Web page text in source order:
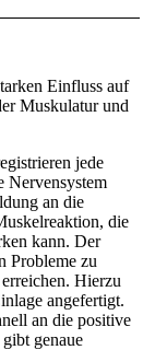
Einfluss auf
Muskulatur und
jede
Nervensystem
an die
die
kann. Der
Probleme zu
Hierzu
angefertigt.
an die positive
genaue